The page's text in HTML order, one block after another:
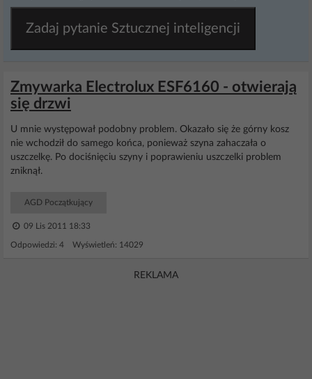
Zadaj pytanie Sztucznej inteligencji
Zmywarka Electrolux ESF6160 - otwierają
się drzwi
U mnie występował podobny problem. Okazało się że górny kosz
nie wchodził do samego końca, ponieważ szyna zahaczała o
uszczelkę. Po dociśnięciu szyny i poprawieniu uszczelki problem
zniknął.
AGD Początkujący
09 Lis 2011 18:33
Odpowiedzi: 4 Wyświetleń: 14029
REKLAMA